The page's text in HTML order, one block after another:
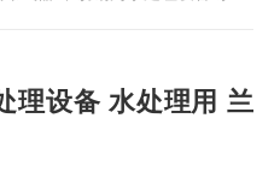
理设备 水处理用 兰